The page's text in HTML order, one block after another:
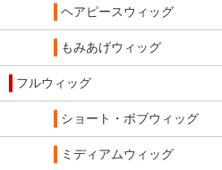
ヘアピースウィッグ
もみあげウィッグ
フルウィッグ
ショート・ボブウィッグ
ミディアムウィッグ